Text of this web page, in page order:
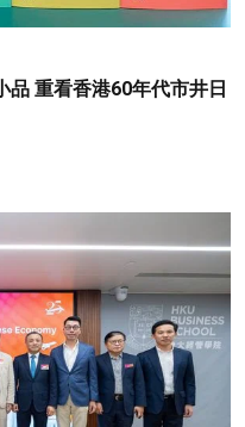
重看香港60年代市井日